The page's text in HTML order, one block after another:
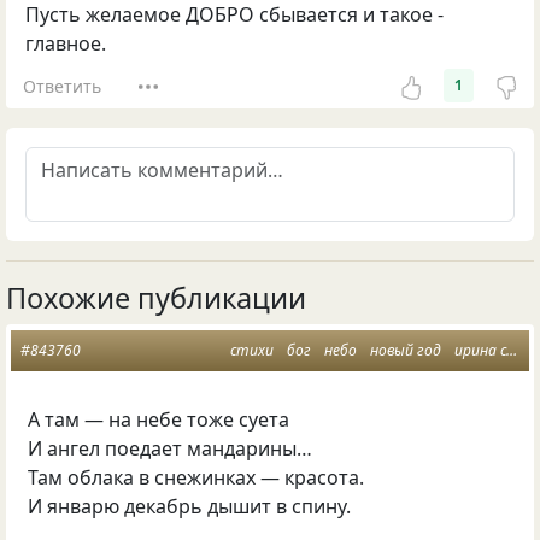
Пусть желаемое ДОБРО сбывается и такое -
главное.
Ответить 1
Похожие публикации
стихи бог небо новый год ирина самарина
#843760
А там — на небе тоже суета
И ангел поедает мандарины…
Там облака в снежинках — красота.
И январю декабрь дышит в спину.